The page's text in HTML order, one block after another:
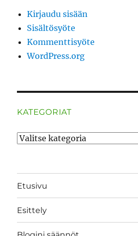
Kirjaudu sisään
Sisältösyöte
Kommenttisyöte
WordPress.org
KATEGORIAT
Kategoriat
Etusivu
Esittely